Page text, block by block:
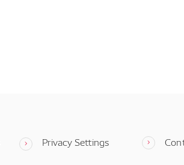
Privacy Settings